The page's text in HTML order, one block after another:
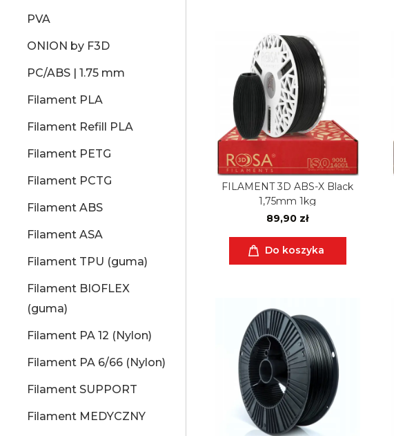
PVA
ONION by F3D
PC/ABS | 1.75 mm
Filament PLA
Filament Refill PLA
Filament PETG
Filament PCTG
Filament ABS
Filament ASA
Filament TPU (guma)
Filament BIOFLEX
(guma)
Filament PA 12 (Nylon)
Filament PA 6/66 (Nylon)
Filament SUPPORT
Filament MEDYCZNY
FILAMENT 3D ABS-X Black
1,75mm 1kg
89,90 zł
Do koszyka